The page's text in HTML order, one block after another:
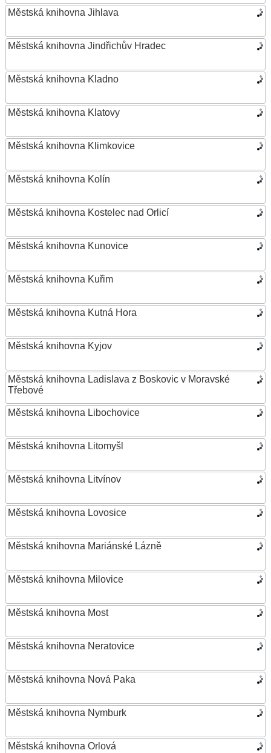
Městská knihovna Jihlava
Městská knihovna Jindřichův Hradec
Městská knihovna Kladno
Městská knihovna Klatovy
Městská knihovna Klimkovice
Městská knihovna Kolín
Městská knihovna Kostelec nad Orlicí
Městská knihovna Kunovice
Městská knihovna Kuřim
Městská knihovna Kutná Hora
Městská knihovna Kyjov
Městská knihovna Ladislava z Boskovic v Moravské
Třebové
Městská knihovna Libochovice
Městská knihovna Litomyšl
Městská knihovna Litvínov
Městská knihovna Lovosice
Městská knihovna Mariánské Lázně
Městská knihovna Milovice
Městská knihovna Most
Městská knihovna Neratovice
Městská knihovna Nová Paka
Městská knihovna Nymburk
Městská knihovna Orlová